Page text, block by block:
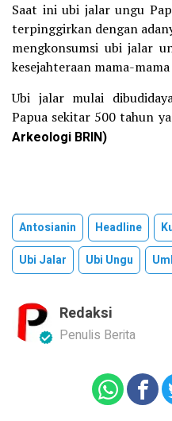
Saat ini ubi jalar ungu
terpinggirkan dengan
mengkonsumsi ubi jalar
kesejahteraan mama-
Ubi jalar mulai
Papua sekitar 500 tahun
Arkeologi BRIN)
Antosianin Headline
Ubi Jalar
Ubi Ungu
Redaksi
Penulis Berita